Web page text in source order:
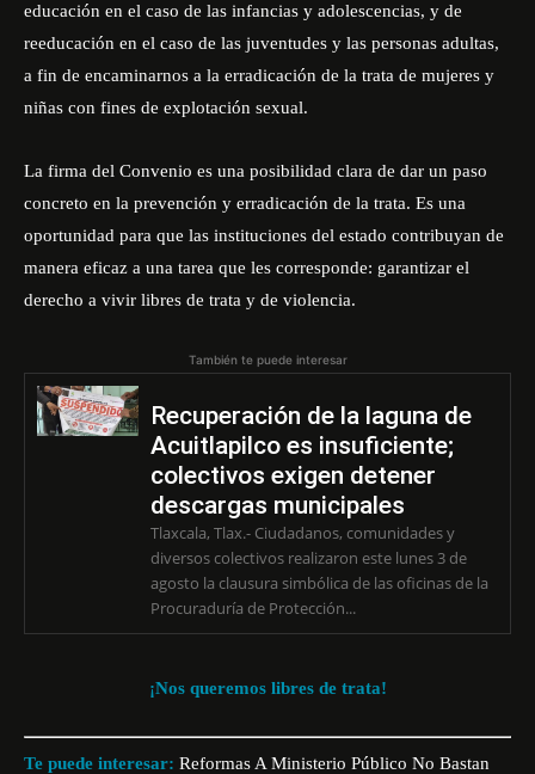
educación en el caso de las infancias y adolescencias, y de
reeducación en el caso de las juventudes y las personas adultas,
a fin de encaminarnos a la erradicación de la trata de mujeres y
niñas con fines de explotación sexual.
La firma del Convenio es una posibilidad clara de dar un paso
concreto en la prevención y erradicación de la trata. Es una
oportunidad para que las instituciones del estado contribuyan de
manera eficaz a una tarea que les corresponde: garantizar el
derecho a vivir libres de trata y de violencia.
También te puede interesar
Recuperación de la laguna de
Acuitlapilco es insuficiente;
colectivos exigen detener
descargas municipales
Tlaxcala, Tlax.- Ciudadanos, comunidades y
diversos colectivos realizaron este lunes 3 de
agosto la clausura simbólica de las oficinas de la
Procuraduría de Protección...
¡Nos queremos libres de trata!
Te puede interesar: Reformas A Ministerio Público No Bastan